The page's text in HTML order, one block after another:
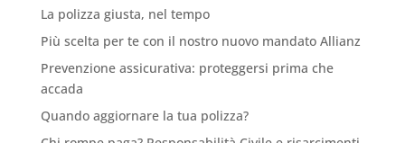
La polizza giusta, nel tempo
Più scelta per te con il nostro nuovo mandato Allianz
Prevenzione assicurativa: proteggersi prima che
accada
Quando aggiornare la tua polizza?